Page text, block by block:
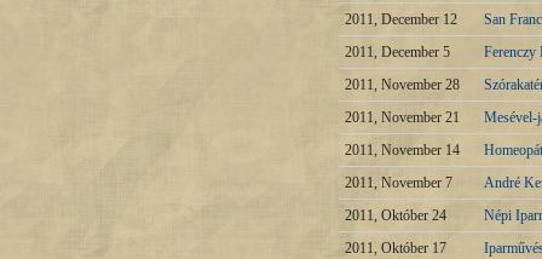
2011, December 12
San
2011, December 5
Ferenczy
2011, November 28
2011, November 21
Mesével-
2011, November 14
2011, November 7
André
2011, Október 24
Népi
2011, Október 17